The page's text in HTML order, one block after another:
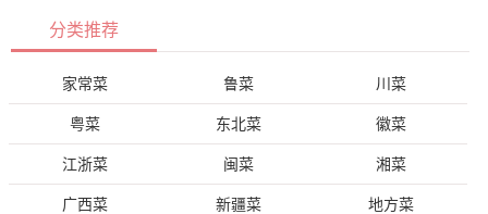
分类推荐
家常菜 鲁菜 川菜
粤菜 东北菜 徽菜
江浙菜 闽菜 湘菜
广西菜 新疆菜 地方菜